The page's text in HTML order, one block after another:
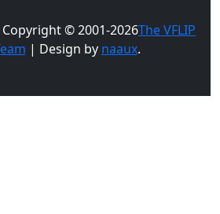
Copyright © 2001-2026The VFLIP
| Design by naaux.